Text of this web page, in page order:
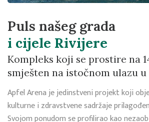
Puls našeg grada
i cijele Rivijere
Kompleks koji se prostire na
smješten na istočnom ulazu u
Apfel Arena je jedinstveni projekt koji
kulturne i zdravstvene sadržaje
Svojom ponudom se profilirao kao